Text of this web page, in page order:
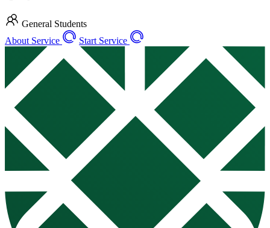
General Students
About Service
Start Service